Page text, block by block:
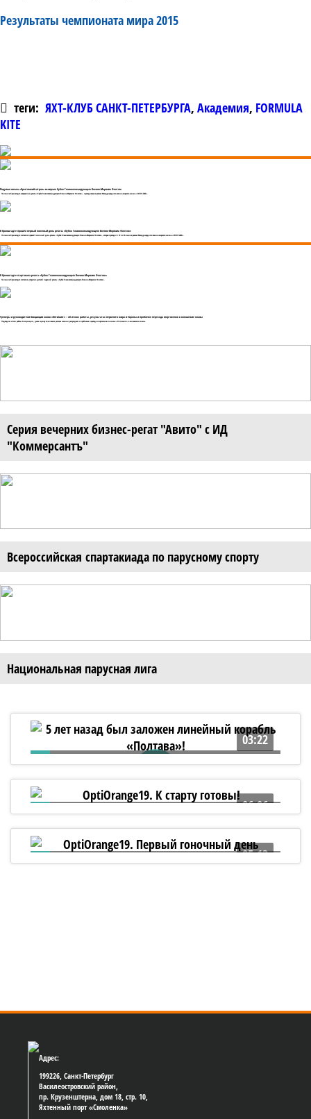
Результаты чемпионата мира 2015
теги: ЯХТ-КЛУБ САНКТ-ПЕТЕРБУРГА, Академия, FORMULA
KITE
Парусная школа «Крестовский остров» выиграла Кубок Главнокомандующего Военно-Морским Флотом
14 июня в Кронштадте завершилась регата «Кубок Главнокомандующего Военно-Морским Флотом», проходившая в рамках Международного военно-морского салона «ФЛОТ-2026».
В Кронштадте прошёл первый гоночный день регаты «Кубок Главнокомандующего Военно-Морским Флотом»
13 июня в Кронштадте состоялся первый гоночный день регаты «Кубок Главнокомандующего Военно-Морским Флотом», которая проходит с 12 по 14 июня в рамках Международного военно-морского салона «ФЛОТ-2026».
В Кронштадте стартовала регата «Кубок Главнокомандующего Военно-Морским Флотом»
12 июня в Кронштадте состоялось открытие детской парусной регаты «Кубок Главнокомандующего Военно-Морским Флотом».
Тренеры и руководители Ассоциации класса «Оптимист» – об итогах работы, результатах первенств мира и Европы и проблеме перехода спортсменов в юношеские классы
Подводим итоги работы Ассоциации, даем оценку ключевым регатам сезона и рассуждаем о проблемах перехода спортсменов из класса «Оптимист» в юношеские классы.
Серия вечерних бизнес-регат "Авито" с ИД
"Коммерсантъ"
Всероссийская спартакиада по парусному спорту
Национальная парусная лига
03:22
5 лет назад был заложен линейный
корабль «Полтава»!
06:06
OptiOrange19. К старту готовы!
05:13
OptiOrange19. Первый гоночный день
Адрес:
199226, Санкт-Петербург
Василеостровский район,
пр. Крузенштерна, дом 18, стр. 10,
Яхтенный порт «Смоленка»